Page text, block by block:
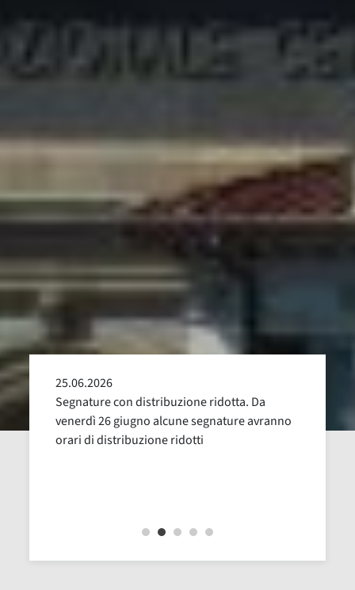
25.06.2026
Segnature con distribuzione ridotta. Da
venerdì 26 giugno alcune segnature avranno
orari di distribuzione ridotti